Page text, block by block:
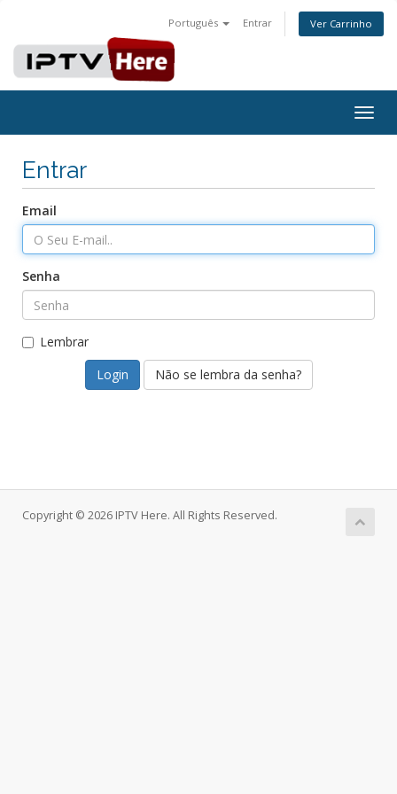
Português Entrar Ver Carrinho
Entrar
Email
Senha
Lembrar
Não se lembra da senha?
Copyright © 2026 IPTV Here. All Rights Reserved.